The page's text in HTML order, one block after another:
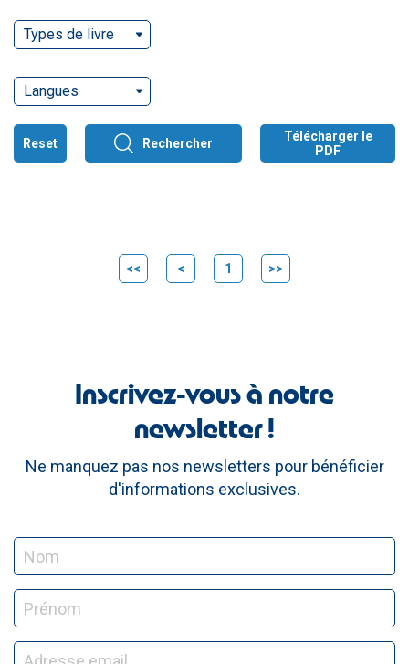
Types de livre
Langues
Reset Rechercher
Télécharger le
PDF
<< < 1 >>
Inscrivez-vous à notre
newsletter !
Ne manquez pas nos newsletters pour bénéficier
d'informations exclusives.